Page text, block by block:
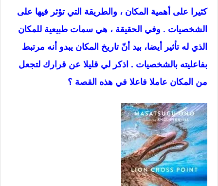
كثيرا على أهمية المكان ، والطريقة التي تؤثر فيها على
الشخصيات . وفي الحقيقة ، هي سمات طبيعية للمكان
الذي له تأثير أيضا، بيد أنّ تاريخ المكان يبدو أنه مرتبط
بفاعليته بالشخصيات . اذكر لي قليلا عن قرارك لتجعل
من المكان عاملا فاعلا في هذه القصة ؟